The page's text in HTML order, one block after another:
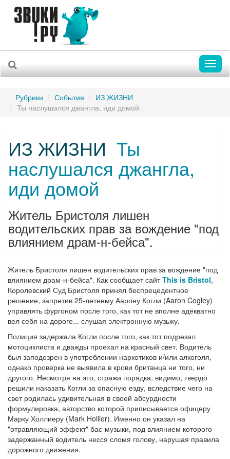
Рубрики События
ИЗ ЖИЗНИ
Ты наслушался джангла, иди домой
ИЗ ЖИЗНИ Ты
наслушался джангла,
иди домой
Житель Бристоля лишен
водительских прав за вождение "под
влиянием драм-н-бейса".
Житель Бристоля лишен водительских прав за вождение "под
влиянием драм-н-бейса". Как сообщает сайтThis is Bristol,
Королевский Суд Бристоля принял беспрецедентное
решение, запретив 25-летнему Аарону Когли (Aaron Cogley)
управлять фургоном после того, как тот не вполне адекватно
вел себя на дороге... слушая электронную музыку.
Полиция задержала Когли после того, как тот подрезал
мотоциклиста и дважды проехал на красный свет. Водитель
был заподозрен в употреблении наркотиков и/или алкоголя,
однако проверка не выявила в крови британца ни того, ни
другого. Несмотря на это, стражи порядка, видимо, твердо
решили наказать Когли за опасную езду, вследствие чего на
свет родилась удивительная в своей абсурдности
формулировка, авторство которой приписывается офицеру
Марку Холлиеру (Mark Hollier). Именно он указал на
"отравляющий эффект" бас-музыки, под влиянием которого
задержанный водитель несся сломя голову, нарушая правила
дорожного движения.